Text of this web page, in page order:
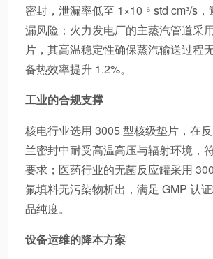
密封，泄漏率低至 1×10⁻⁶ std cm³/s
漏风险；火力发电厂的主蒸汽管道采
片，其高温稳定性确保蒸汽输送过程
备热效率提升 1.2%。
工业的合规支撑
核电行业选用 3005 型核级垫片，在
兰密封中耐受高温高压与辐射环境，
要求；医药行业的无菌反应罐采用
氟填料无污染物析出，满足 GMP 认
品纯度。
设备运维的降本方案